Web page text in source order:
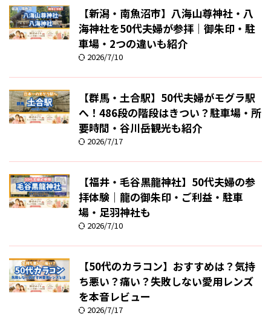
【新潟・南魚沼市】八海山尊神社・八
海神社を50代夫婦が参拝｜御朱印・駐
車場・2つの違いも紹介
2026/7/10
【群馬・土合駅】50代夫婦がモグラ駅
へ！486段の階段はきつい？駐車場・所
要時間・谷川岳観光も紹介
2026/7/17
【福井・毛谷黒龍神社】50代夫婦の参
拝体験｜龍の御朱印・ご利益・駐車
場・足羽神社も
2026/7/10
【50代のカラコン】おすすめは？気持
ち悪い？痛い？失敗しない愛用レンズ
を本音レビュー
2026/7/17